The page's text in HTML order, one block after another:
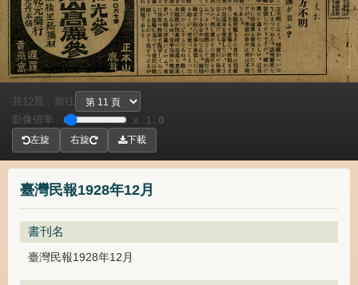
臺灣民報1928年12月
書刊名
臺灣民報1928年12月
共 12頁， 前往
影像倍率
x 1.0
左旋 右旋 下載